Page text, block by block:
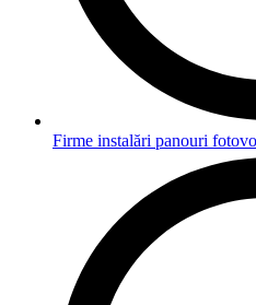
Firme instalări panouri